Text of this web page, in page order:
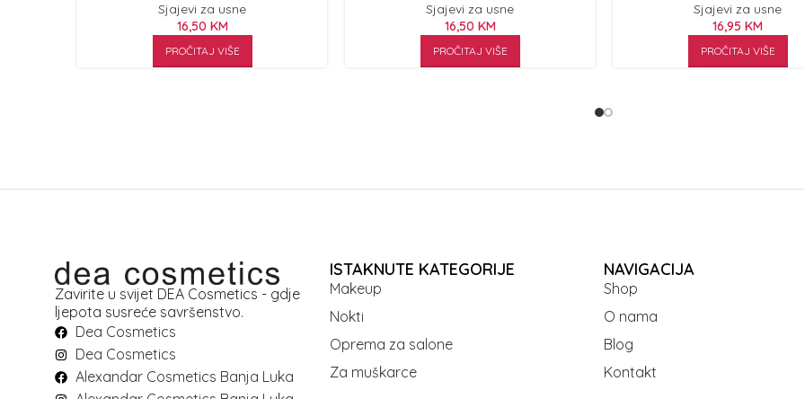
Sjajevi za usne
16,50 KM
PROČITAJ VIŠE
Sjajevi za usne
16,50 KM
PROČITAJ VIŠE
Sjajevi za usne
16,95 KM
PROČITAJ VIŠE
Zavirite u svijet DEA Cosmetics - gdje
ljepota susreće savršenstvo.
Dea Cosmetics
Dea Cosmetics
Alexandar Cosmetics Banja Luka
ISTAKNUTE KATEGORIJE
Makeup
Nokti
Oprema za salone
Za muškarce
NAVIGACIJA
Shop
O nama
Blog
Kontakt